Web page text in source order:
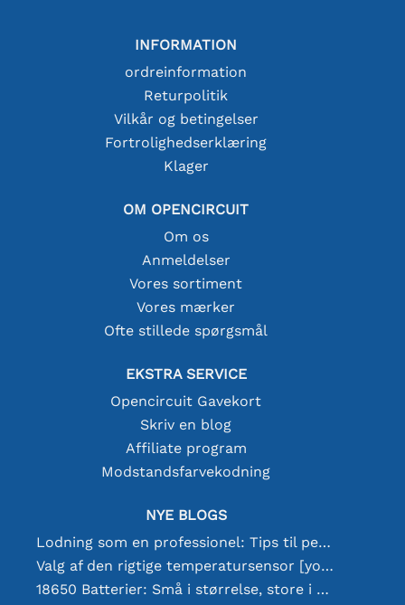
INFORMATION
ordreinformation
Returpolitik
Vilkår og betingelser
Fortrolighedserklæring
Klager
OM OPENCIRCUIT
Om os
Anmeldelser
Vores sortiment
Vores mærker
Ofte stillede spørgsmål
EKSTRA SERVICE
Opencircuit Gavekort
Skriv en blog
Affiliate program
Modstandsfarvekodning
NYE BLOGS
Lodning som en professionel: Tips til perfekte elektroniske forbindelser
Valg af den rigtige temperatursensor [youtube]
18650 Batterier: Små i størrelse, store i ydeevne